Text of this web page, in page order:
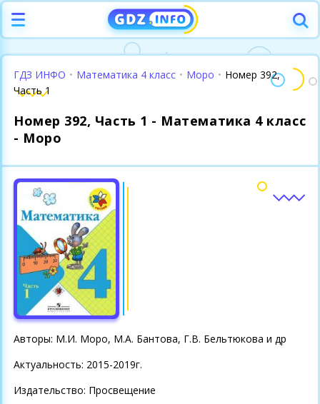
ГДЗ ИНФО • Математика 4 класс • Моро • Номер 392,
Часть 1
Номер 392, Часть 1 - Математика 4 класс
- Моро
Авторы: М.И. Моро, М.А. Бантова, Г.В. Бельтюкова и др
Актуальность: 2015-2019г.
Издательство: Просвещение